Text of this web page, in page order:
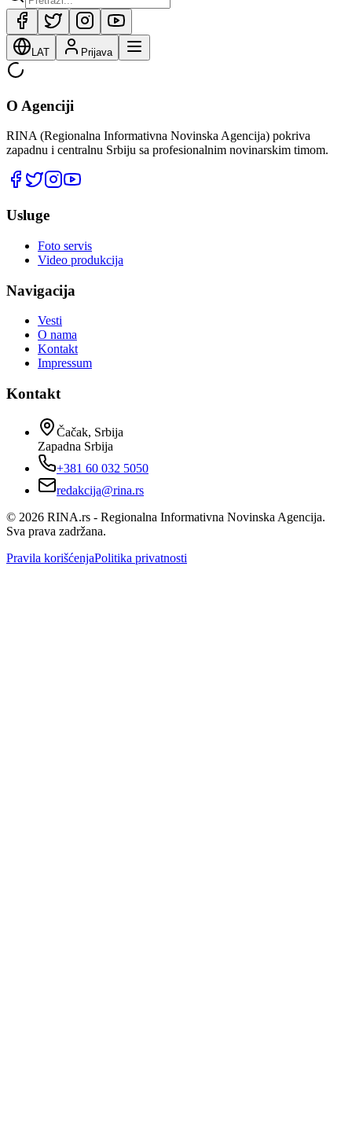
LAT Prijava
O Agenciji
RINA (Regionalna Informativna Novinska Agencija) pokriva
zapadnu i centralnu Srbiju sa profesionalnim novinarskim timom.
Usluge
Foto servis
Video produkcija
Navigacija
Vesti
O nama
Kontakt
Impressum
Kontakt
Čačak, Srbija
Zapadna Srbija
+381 60 032 5050
redakcija@rina.rs
© 2026 RINA.rs - Regionalna Informativna Novinska Agencija.
Sva prava zadržana.
Pravila korišćenjaPolitika privatnosti